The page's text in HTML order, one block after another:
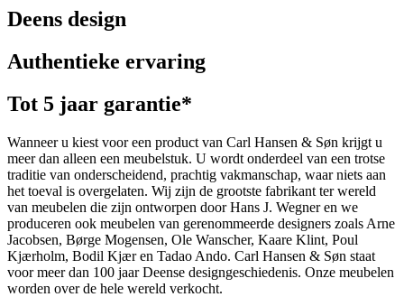
Deens design
Authentieke ervaring
Tot 5 jaar garantie*
Wanneer u kiest voor een product van Carl Hansen & Søn krijgt u
meer dan alleen een meubelstuk. U wordt onderdeel van een trotse
traditie van onderscheidend, prachtig vakmanschap, waar niets aan
het toeval is overgelaten. Wij zijn de grootste fabrikant ter wereld
van meubelen die zijn ontworpen door Hans J. Wegner en we
produceren ook meubelen van gerenommeerde designers zoals Arne
Jacobsen, Børge Mogensen, Ole Wanscher, Kaare Klint, Poul
Kjærholm, Bodil Kjær en Tadao Ando. Carl Hansen & Søn staat
voor meer dan 100 jaar Deense designgeschiedenis. Onze meubelen
worden over de hele wereld verkocht.